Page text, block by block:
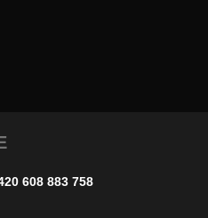
608 883 758